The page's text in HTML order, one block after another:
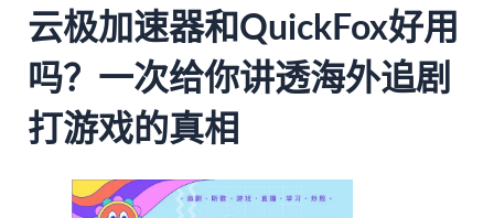
云极加速器和QuickFox好用
吗？一次给你讲透海外追剧
打游戏的真相